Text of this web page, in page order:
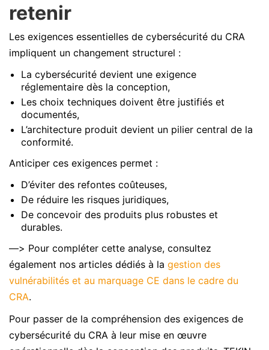
retenir
Les exigences essentielles de cybersécurité du CRA
impliquent un changement structurel :
La cybersécurité devient une exigence
réglementaire dès la conception,
Les choix techniques doivent être justifiés et
documentés,
L’architecture produit devient un pilier central de la
conformité.
Anticiper ces exigences permet :
D’éviter des refontes coûteuses,
De réduire les risques juridiques,
De concevoir des produits plus robustes et
durables.
—> Pour compléter cette analyse, consultez
également nos articles dédiés à la gestion des
vulnérabilités et au marquage CE dans le cadre du
CRA.
Pour passer de la compréhension des exigences de
cybersécurité du CRA à leur mise en œuvre